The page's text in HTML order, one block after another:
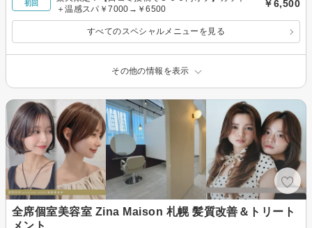
初回
＋温感スパ￥7000→￥6500
￥6,500
すべてのスペシャルメニューを見る
その他の情報を表示
全席個室美容室 Zina Maison 札幌 髪質改善＆トリート